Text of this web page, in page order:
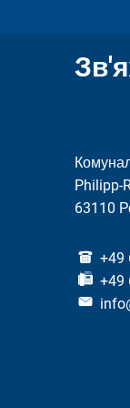
Philipp-
63110
+49
+49